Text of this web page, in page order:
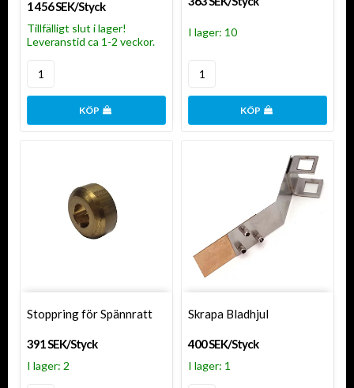
1 456 SEK/Styck
Tillfälligt slut i lager!
Leveranstid ca 1-2 veckor.
KÖP
I lager: 10
KÖP
Stoppring för Spännratt
391 SEK/Styck
I lager: 2
Skrapa Bladhjul
400 SEK/Styck
I lager: 1